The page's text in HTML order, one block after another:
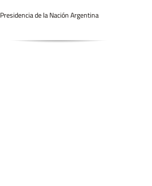
Presidencia de la Nación Argentina